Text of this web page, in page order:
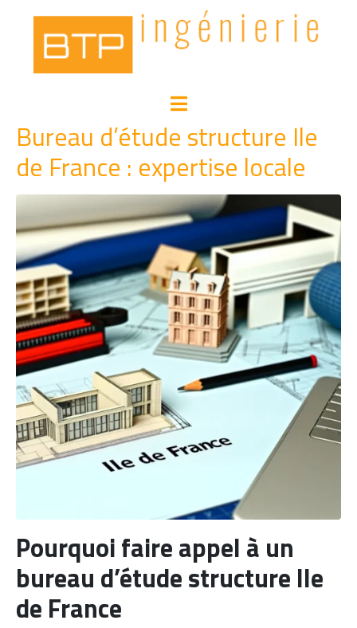
Bureau d’étude structure Ile
de France : expertise locale
Pourquoi faire appel à un
bureau d’étude structure Ile
de France